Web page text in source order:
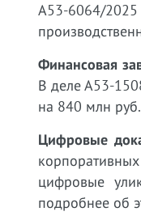
А53-6064/
Финансовая
В деле А53-
на 840 млн
Цифровые
цифровые
подробнее об